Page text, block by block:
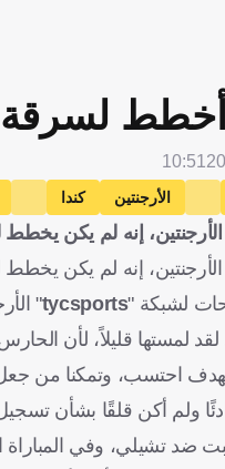
لسرقة
10:51
الأرجنتين كندا
إنه لم يكن
إنه لم يكن
لشبكة "tycsports
"
لقد لمستها قليلاً، لأن
من جعل النتيجة 2-0، مما منحنا
ولم أكن قلقًا بشأن
ضد تشيلي، وفي المباراة